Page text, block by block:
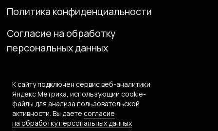
К сайту подключен сервис веб-аналитики
Яндекс Метрика, использующий сооkiе-
файлы для анализа пользовательской
активности. Вы даете согласие
на обработку персональных данных